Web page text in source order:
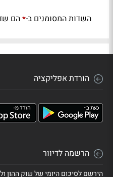
השדות המסומנים ב-*הם
הורדת אפליקציה
הרשמה לדיוור
הירשם לסיכום היומי של שוק ההון